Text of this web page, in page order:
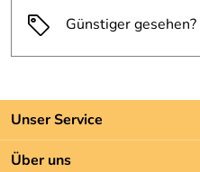
Günstiger gesehen?
Unser Service
Kontakt
Über uns